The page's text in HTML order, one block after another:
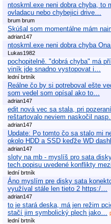
ntoskrnl.exe neni dobra chyba, to
ovladacu nebo chybejici drive…
brum brum
Skúšal som momentálne mám
adrian147
ntoskrnl.exe neni dobra chyba
Lukas1982
pochopitelně. "dobrá chyba" má
viník jde snadno vystopovat i…
lední brtník
Reálne čo by si potreboval ešte
som vedel som opísal ako to…
adrian147
edit nová vec sa stala, pri
reštartovalo neviem naskočil nasp…
adrian147
Update: Po tomto čo sa stalo mi
okolo HDD a SSD keďže WD
adrian147
sloty na mb - myslíš pro sata
tech.popisu uvedené konflikty
lední brtník
Áno myslím pre disky sata
využíval stále len tieto 2 https:/…
adrian147
to je stará deska, má jen režim
stačí jim symbolický plech jako…
lední brtník